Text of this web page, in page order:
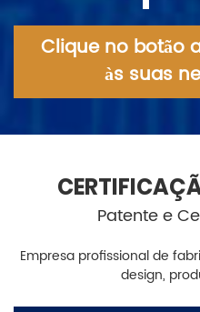
Clique no botão
às suas
Patente e
Empresa profissional de
design,